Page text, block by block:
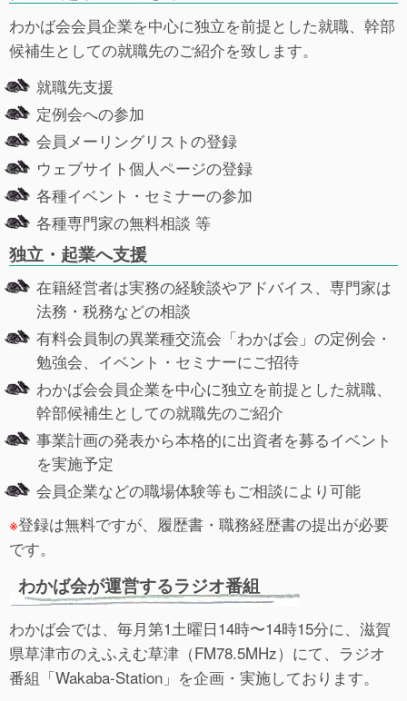
わかば会会員企業を中心に独立を前提とした就職、幹部
候補生としての就職先のご紹介を致します。
就職先支援
定例会への参加
会員メーリングリストの登録
ウェブサイト個人ページの登録
各種イベント・セミナーの参加
各種専門家の無料相談 等
独立・起業へ支援
在籍経営者は実務の経験談やアドバイス、専門家は
法務・税務などの相談
有料会員制の異業種交流会「わかば会」の定例会・
勉強会、イベント・セミナーにご招待
わかば会会員企業を中心に独立を前提とした就職、
幹部候補生としての就職先のご紹介
事業計画の発表から本格的に出資者を募るイベント
を実施予定
会員企業などの職場体験等もご相談により可能
※登録は無料ですが、履歴書・職務経歴書の提出が必要
です。
わかば会が運営するラジオ番組
わかば会では、毎月第1土曜日14時〜14時15分に、滋賀
県草津市のえふえむ草津（FM78.5MHz）にて、ラジオ
番組「Wakaba-Station」を企画・実施しております。